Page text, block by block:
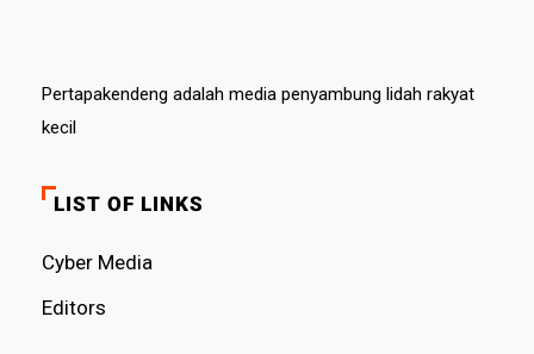
Pertapakendeng adalah media penyambung lidah rakyat
kecil
LIST OF LINKS
Cyber ​​Media
Editors